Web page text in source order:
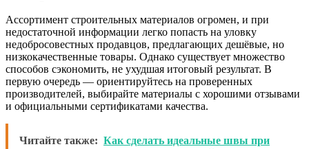
Ассортимент строительных материалов огромен, и при
недостаточной информации легко попасть на уловку
недобросовестных продавцов, предлагающих дешёвые, но
низкокачественные товары. Однако существует множество
способов сэкономить, не ухудшая итоговый результат. В
первую очередь — ориентируйтесь на проверенных
производителей, выбирайте материалы с хорошими отзывами
и официальными сертификатами качества.
Читайте также: Как сделать идеальные швы при